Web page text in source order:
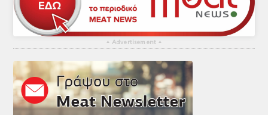
▴ Advertisement ▴